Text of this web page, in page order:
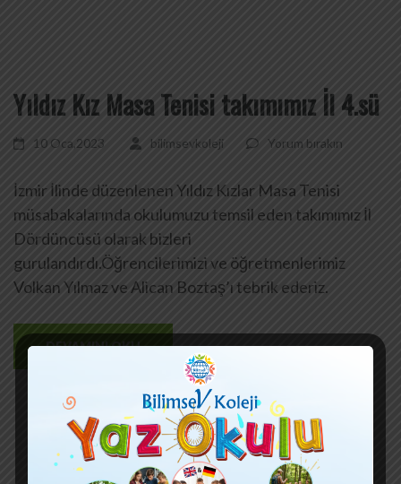
Yıldız Kız Masa Tenisi takımımız İl 4.sü
10 Oca,2023 bilimsevkoleji Yorum bırakın
İzmir İlinde düzenlenen Yıldız Kızlar Masa Tenisi
müsabakalarında okulumuzu temsil eden takımımız İl
Dördüncüsü olarak bizleri
gurulandırdı.Öğrencilerimizi ve öğretmenlerimiz
Volkan Yılmaz ve Alican Boztaş’ı tebrik ederiz.
DEVAMINI OKU